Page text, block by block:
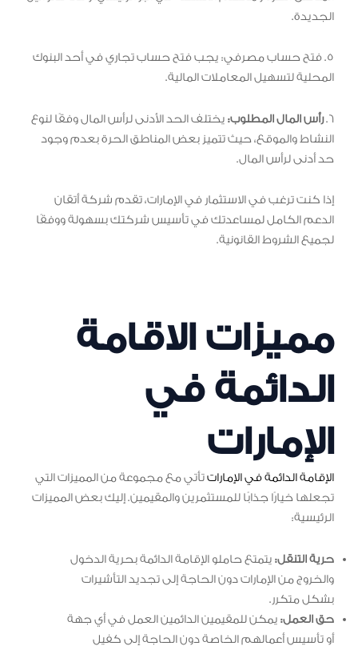
الجديدة.
5. فتح حساب مصرفي: يجب فتح حساب تجاري في أحد البنوك
المحلية لتسهيل المعاملات المالية.
6. رأس المال المطلوب: يختلف الحد الأدنى لرأس المال وفقًا لنوع
النشاط والموقع، حيث تتميز بعض المناطق الحرة بعدم وجود
حد أدنى لرأس المال.
إذا كنت ترغب في الاستثمار في الإمارات، تقدم شركة أتقان
الدعم الكامل لمساعدتك في تأسيس شركتك بسهولة ووفقًا
لجميع الشروط القانونية.
مميزات الاقامة
الدائمة في
الإمارات
الإقامة الدائمة في الإماراتتأتي مع مجموعة من المميزات التي
تجعلها خيارًا جذابًا للمستثمرين والمقيمين. إليك بعض المميزات
الرئيسية:
حرية التنقل: يتمتع حاملو الإقامة الدائمة بحرية الدخول
والخروج من الإمارات دون الحاجة إلى تجديد التأشيرات
بشكل متكرر.
حق العمل: يمكن للمقيمين الدائمين العمل في أي جهة
أو تأسيس أعمالهم الخاصة دون الحاجة إلى كفيل